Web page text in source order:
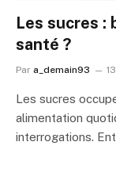
Les sucres :
santé ?
Par a_demain93
Les sucres
alimentation
interrogations.